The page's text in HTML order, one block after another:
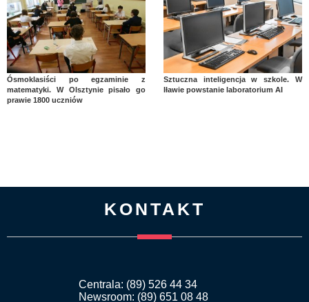
Ósmoklasiści po egzaminie z
matematyki. W Olsztynie pisało go
prawie 1800 uczniów
Sztuczna inteligencja w szkole. W
Iławie powstanie laboratorium AI
KONTAKT
Centrala: (89) 526 44 34
Newsroom: (89) 651 08 48